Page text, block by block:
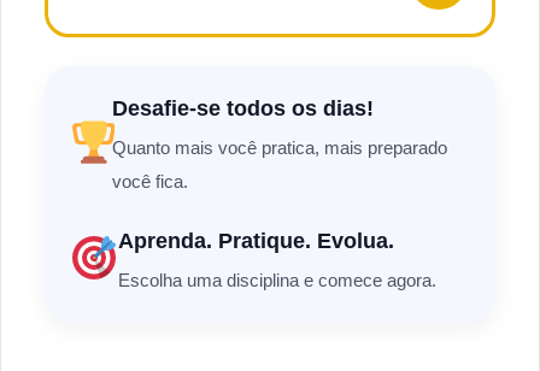
Desafie-se todos os dias!
Quanto mais você pratica, mais preparado
você fica.
Aprenda. Pratique. Evolua.
Escolha uma disciplina e comece agora.